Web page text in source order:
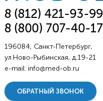
8 (812) 421-93-99
8 (800) 707-40-17
196084, Санкт-Петербург,
ул.Ново-Рыбинская, д.19-21
e-mail: info@med-ob.ru
ОБРАТНЫЙ ЗВОНОК